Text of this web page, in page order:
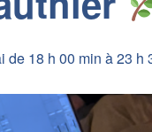
de 18 h 00 min à23 h